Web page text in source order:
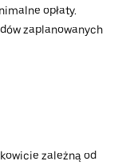
opłaty.
zaplanowanych
zależną od